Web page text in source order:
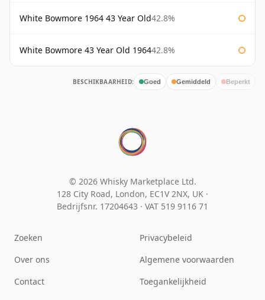
White Bowmore 1964 43 Year Old42.8%
White Bowmore 43 Year Old 196442.8%
BESCHIKBAARHEID: Goed Gemiddeld Beperkt
© 2026 Whisky Marketplace Ltd.
128 City Road, London, EC1V 2NX, UK ·
Bedrijfsnr. 17204643 · VAT 519 9116 71
Zoeken
Over ons
Contact
Privacybeleid
Algemene voorwaarden
Toegankelijkheid